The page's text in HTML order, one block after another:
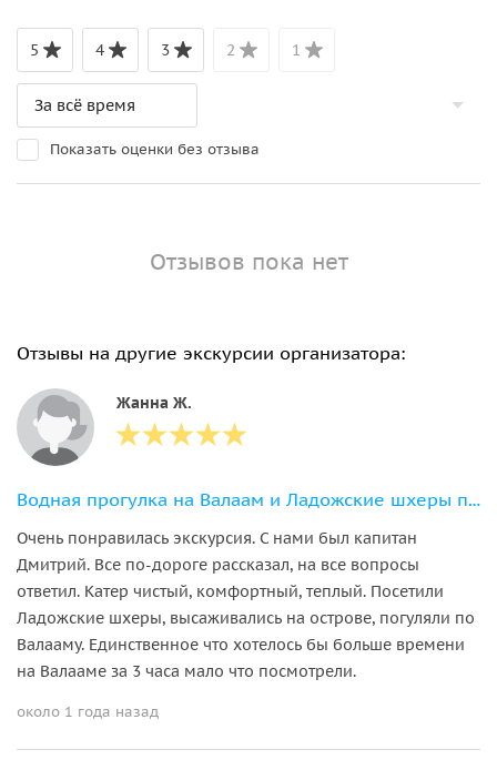
5 4 3 2 1
Показать оценки без отзыва
Отзывов пока нет
Отзывы на другие экскурсии организатора:
Жанна Ж.
Водная прогулка на Валаам и Ладожские шхеры персонально для Вас
Очень понравилась экскурсия. С нами был капитан
Дмитрий. Все по-дороге рассказал, на все вопросы
ответил. Катер чистый, комфортный, теплый. Посетили
Ладожские шхеры, высаживались на острове, погуляли по
Валааму. Единственное что хотелось бы больше времени
на Валааме за 3 часа мало что посмотрели.
около 1 года назад